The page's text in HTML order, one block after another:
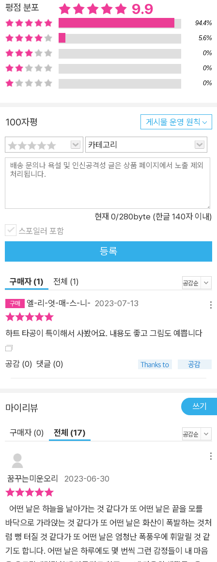
한 아이의 목소리를 빌려 어린이 독자들이 자신의 마음에 더욱 가
까이 다가갈 수 있도록 도와준다. 마지막 장면에서는 “내 마음은
비밀 정원이야.”라고 말하며 수십 개의 하트가 있는 정원을 보여
주는데, 독자들에게 “네 마음은 또 어떠니?”라는 물음을 툭 던지
며 스스로 답을 찾도록 남겨 둔다.
평점 분포 9.9
94.4%
5.6%
0%
0%
0%
100자평 게시물 운영 원칙
카테고리
현재 0/280byte (한글 140자 이내)
스포일러 포함
등록
구매자 (1) 전체 (1)
엘-리-엇-매-스-니- 2023-07-13
하트 타공이 특이해서 사봤어요. 내용도 좋고 그림도 예쁩니다
공감 (0) 댓글 (0)
마이리뷰 쓰기
구매자 (0) 전체 (17)
꿈꾸는미운오리 2023-06-30
바닥으로 가라앉는 것 같다가 또 어떤 날은 화산이 폭발하는 것처
럼 뻥 터질 것 같다가 또 어떤 날은 엄청난 폭풍우에 휘말릴 것 같
기도 합니다. 어떤 날은 하루에도 몇 번씩 그런 감정들이 내 마음